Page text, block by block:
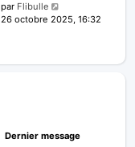
par Flibulle
26 octobre 2025, 16:32
Dernier message